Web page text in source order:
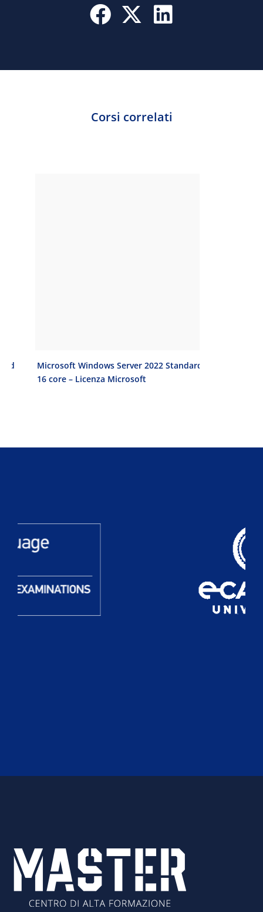
Corsi correlati
Microsoft Windows Server 2022 Standard
16 core – Licenza Microsoft